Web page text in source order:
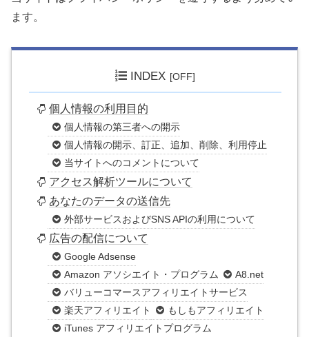
ます。
INDEX
個人情報の利用目的
個人情報の第三者への開示
個人情報の開示、訂正、追加、削除、利用停止
当サイトへのコメントについて
アクセス解析ツールについて
あなたのデータの送信先
外部サービスおよびSNS APIの利用について
広告の配信について
Google Adsense
Amazon アソシエイト・プログラム
A8.net
バリューコマースアフィリエイトサービス
楽天アフィリエイト
もしもアフィリエイト
iTunes アフィリエイトプログラム